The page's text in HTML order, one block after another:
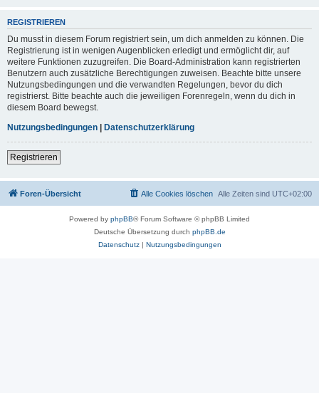
REGISTRIEREN
Du musst in diesem Forum registriert sein, um dich anmelden zu können. Die
Registrierung ist in wenigen Augenblicken erledigt und ermöglicht dir, auf
weitere Funktionen zuzugreifen. Die Board-Administration kann registrierten
Benutzern auch zusätzliche Berechtigungen zuweisen. Beachte bitte unsere
Nutzungsbedingungen und die verwandten Regelungen, bevor du dich
registrierst. Bitte beachte auch die jeweiligen Forenregeln, wenn du dich in
diesem Board bewegst.
Nutzungsbedingungen | Datenschutzerklärung
Registrieren
Foren-Übersicht Alle Zeiten sind UTC+02:00
Alle Cookies löschen
Powered by phpBB® Forum Software © phpBB Limited
Deutsche Übersetzung durch phpBB.de
Datenschutz| Nutzungsbedingungen